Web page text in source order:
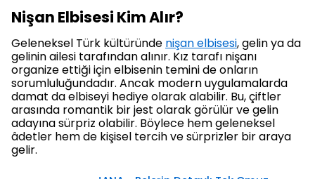
Nişan Elbisesi Kim Alır?
Geleneksel Türk kültüründe nişan elbisesi, gelin ya da
gelinin ailesi tarafından alınır. Kız tarafı nişanı
organize ettiği için elbisenin temini de onların
sorumluluğundadır. Ancak modern uygulamalarda
damat da elbiseyi hediye olarak alabilir. Bu, çiftler
arasında romantik bir jest olarak görülür ve gelin
adayına sürpriz olabilir. Böylece hem geleneksel
âdetler hem de kişisel tercih ve sürprizler bir araya
gelir.